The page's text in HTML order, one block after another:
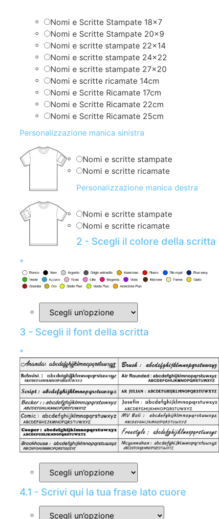
Nomi e Scritte Stampate 18×7
Nomi e Scritte Stampate 20×9
Nomi e scritte stampate 22×14
Nomi e scritte stampate 24×22
Nomi e scritte stampate 27×20
Nomi e scritte ricamate 14cm
Nomi e Scritte Ricamate 17cm
Nomi e Scritte Ricamate 22cm
Nomi e Scritte Ricamate 25cm
Personalizzazione manica sinistra
Nomi e scritte stampate
Nomi e scritte ricamate
Personalizzazione manica destra
Nomi e scritte stampate
Nomi e scritte ricamate
2 - Scegli il colore della scritta
*
3 - Scegli il font della scritta
*
4.1 - Scrivi qui la tua frase lato cuore